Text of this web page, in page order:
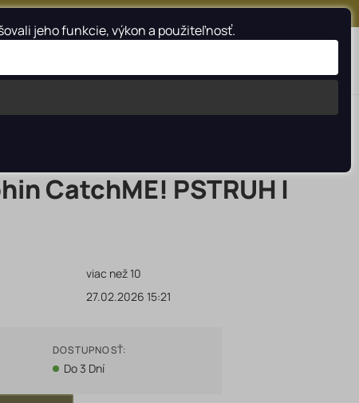
CatchME! PSTRUH |
viac než 10
27.02.2026 15:21
DOSTUPNOSŤ:
Do 3 Dní
jeho funkcie, výkon a použiteľnosť.